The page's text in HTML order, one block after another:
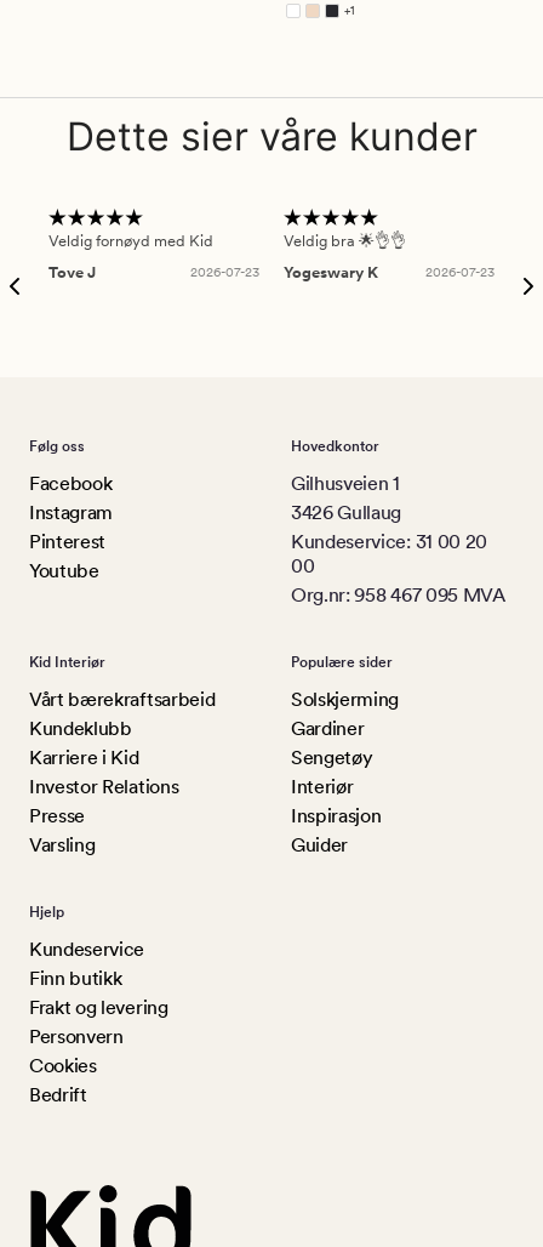
+1
Tilgjengelig i flere farger
Dette sier våre kunder
Veldig fornøyd med Kid
Tove J
2026-07-23
Veldig bra 🌟👌👌
Yogeswary K
2026-07-23
Følg oss
Facebook
Instagram
Pinterest
Youtube
Hovedkontor
Gilhusveien 1
3426 Gullaug
Kundeservice: 31 00 20
00
Org.nr: 958 467 095 MVA
Kid Interiør
Vårt bærekraftsarbeid
Kundeklubb
Karriere i Kid
Investor Relations
Presse
Varsling
Populære sider
Solskjerming
Gardiner
Sengetøy
Interiør
Inspirasjon
Guider
Hjelp
Kundeservice
Finn butikk
Frakt og levering
Personvern
Cookies
Bedrift